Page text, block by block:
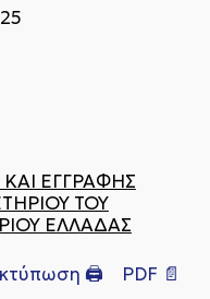
ΕΓΓΡΑΦΗΣ
ΤΟΥ
ΕΛΛΑΔΑΣ
🖨 PDF 📄